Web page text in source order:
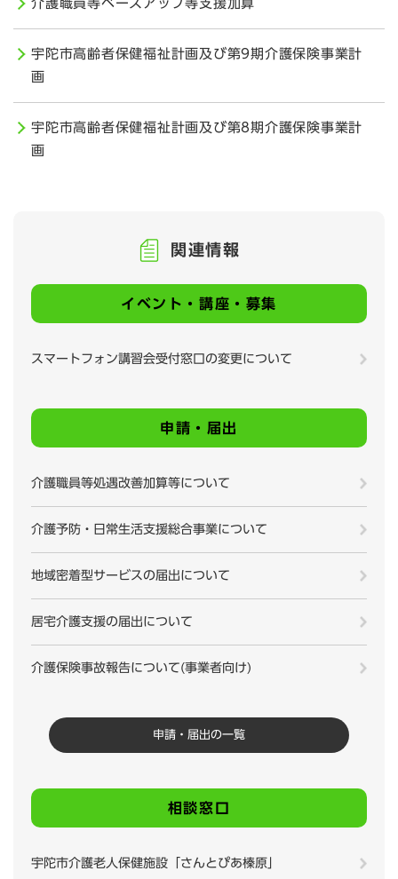
介護職員等ベースアップ等支援加算
宇陀市高齢者保健福祉計画及び第9期介護保険事業計
画
宇陀市高齢者保健福祉計画及び第8期介護保険事業計
画
関連情報
イベント・講座・募集
スマートフォン講習会受付窓口の変更について
申請・届出
介護職員等処遇改善加算等について
介護予防・日常生活支援総合事業について
地域密着型サービスの届出について
居宅介護支援の届出について
介護保険事故報告について(事業者向け)
申請・届出の一覧
相談窓口
宇陀市介護老人保健施設「さんとぴあ榛原」